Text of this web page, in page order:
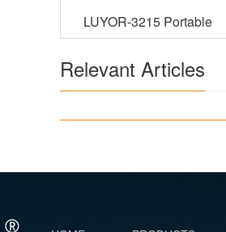
LUYOR-3215 Portable
Relevant Articles